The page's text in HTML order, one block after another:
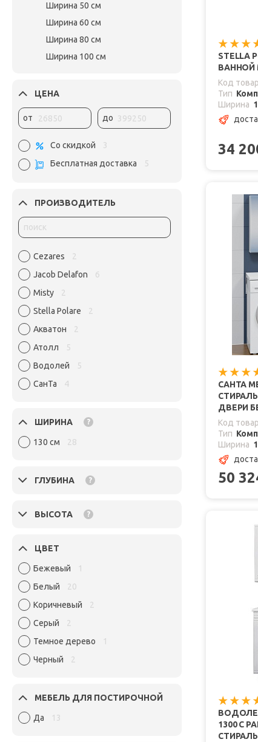
Ширина 50 см
Ширина 60 см
Ширина 80 см
Ширина 100 см
ЦЕНА
от до
Со скидкой
3
Бесплатная доставка
5
ПРОИЗВОДИТЕЛЬ
Cezares
2
Jacob Delafon
6
Misty
2
Stella Polare
2
Акватон
2
Атолл
5
Водолей
5
СанТа
4
ШИРИНА ?
130 см 28
ГЛУБИНА ?
ВЫСОТА ?
ЦВЕТ
Бежевый
1
Белый
20
Коричневый
2
Серый
2
Темное дерево
1
Черный
2
МЕБЕЛЬ ДЛЯ ПОСТИРОЧНОЙ
Да 13
STELLA
ВАННОЙ
Код
Тип
Ширина
34
САНТА
ДВЕРИ
Код
Тип
Ширина
50
1300 С